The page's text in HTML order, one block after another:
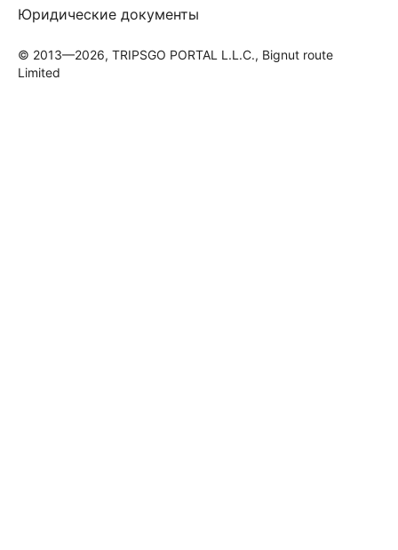
Юридические документы
© 2013—2026, TRIPSGO PORTAL L.L.C., Bignut route
Limited